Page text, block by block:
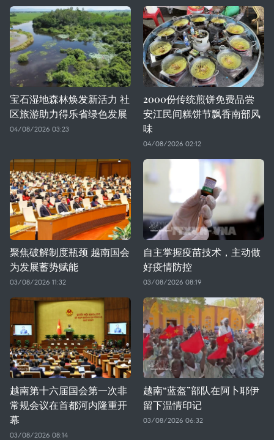
宝石湿地森林焕发新活力 社
区旅游助力得乐省绿色发展
04/08/2026 03:23
2000份传统煎饼免费品尝
安江民间糕饼节飘香南部风
味
04/08/2026 02:12
聚焦破解制度瓶颈 越南国会
为发展蓄势赋能
03/08/2026 11:32
自主掌握疫苗技术，主动做
好疫情防控
03/08/2026 08:19
越南第十六届国会第一次非
常规会议在首都河内隆重开
幕
03/08/2026 08:14
越南“蓝盔”部队在阿卜耶伊
留下温情印记
03/08/2026 06:32